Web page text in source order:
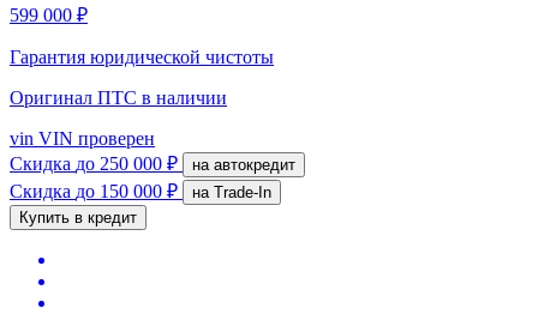
599 000 ₽
Гарантия юридической чистоты
Оригинал ПТС в наличии
vin VIN проверен
Скидка до 250 000 ₽ на автокредит
Скидка до 150 000 ₽
на Trade-In
Купить в кредит